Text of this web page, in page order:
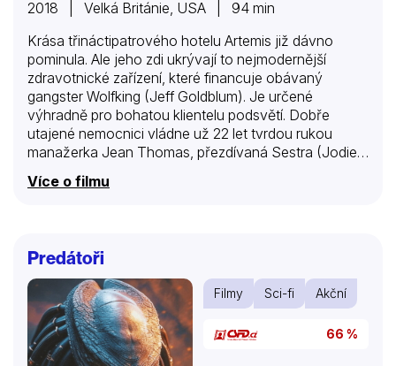
2018 | Velká Británie, USA | 94 min
Krása třináctipatrového hotelu Artemis již dávno
pominula. Ale jeho zdi ukrývají to nejmodernější
zdravotnické zařízení, které financuje obávaný
gangster Wolfking (Jeff Goldblum). Je určené
výhradně pro bohatou klientelu podsvětí. Dobře
utajené nemocnici vládne už 22 let tvrdou rukou
manažerka Jean Thomas, přezdívaná Sestra (Jodie
zločinci nejtěžšího kalibru, její pravidla jsou
zraněným bratrem, Sestra netuší, že právě ubytovala
hodně velký problém. Bratři u sebe po nepovedené
loupeži totiž mají zdánlivě nezajímavý předmět. Ten
však má hodnotu 18 milionů dolarů, což je pro
zločineckou elitu příliš mnoho důvodů, proč se
vykašlat na…
Více o filmu
Predátoři
Filmy Sci-fi Akční
66 %